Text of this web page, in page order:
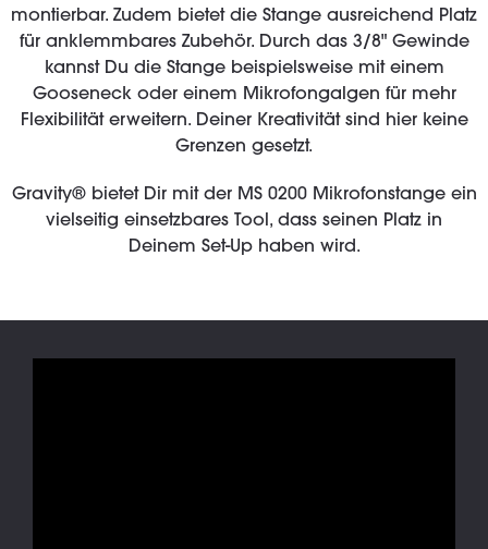
montierbar. Zudem bietet die Stange ausreichend Platz
für anklemmbares Zubehör. Durch das 3/8" Gewinde
kannst Du die Stange beispielsweise mit einem
Gooseneck oder einem Mikrofongalgen für mehr
Flexibilität erweitern. Deiner Kreativität sind hier keine
Grenzen gesetzt.
Gravity® bietet Dir mit der MS 0200 Mikrofonstange ein
vielseitig einsetzbares Tool, dass seinen Platz in
Deinem Set-Up haben wird.